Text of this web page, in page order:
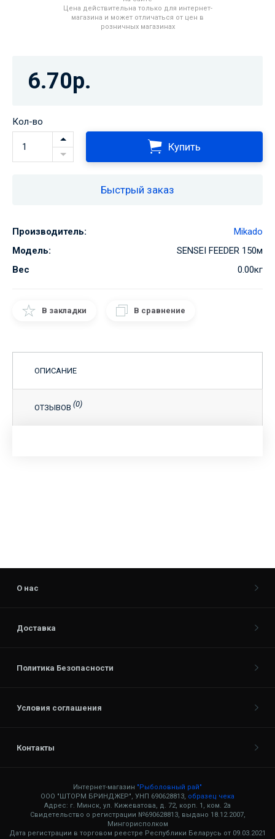
Цена действительна только для интернет-
магазина и может отличаться от цен в
розничных магазинах
6.70р.
Кол-во
Купить
Быстрый заказ
Производитель:
Mikado
Модель:
SENSEI FEEDER 150м
Вес
0.00кг
В закладки В сравнение
ОПИСАНИЕ
ОТЗЫВОВ (0)
О нас
Доставка
Политика Безопасности
Условия соглашения
Контакты
Интернет-магазин "Рыболовный рай"
ООО "ШТОРМ БРИНДЖЕР", УНП 690628813, образец чека
Адрес: г. Минск, ул. Кижеватова, д. 72, корп. 1, ком. 2а
Свидетельство о регистрации №690628813, выдано 18.12.2007,
Мингорисполком
Дата регистрации в торговом реестре Республики Беларусь от 09.03.2021